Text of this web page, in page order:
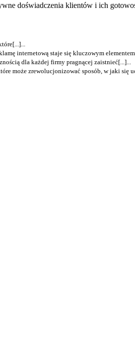
doświadczenia klientów i ich
internetową staje się kluczowym
dla każdej firmy pragnącej zaistnieć[...]...
może zrewolucjonizować sposób, w jaki się